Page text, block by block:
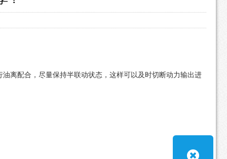
离配合，尽量保持半联动状态，这样可以及时切断动力输出进